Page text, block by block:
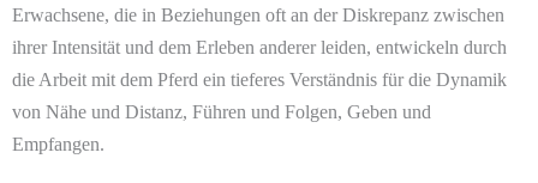
Erwachsene, die in Beziehungen oft an der Diskrepanz zwischen
ihrer Intensität und dem Erleben anderer leiden, entwickeln durch
die Arbeit mit dem Pferd ein tieferes Verständnis für die Dynamik
von Nähe und Distanz, Führen und Folgen, Geben und
Empfangen.